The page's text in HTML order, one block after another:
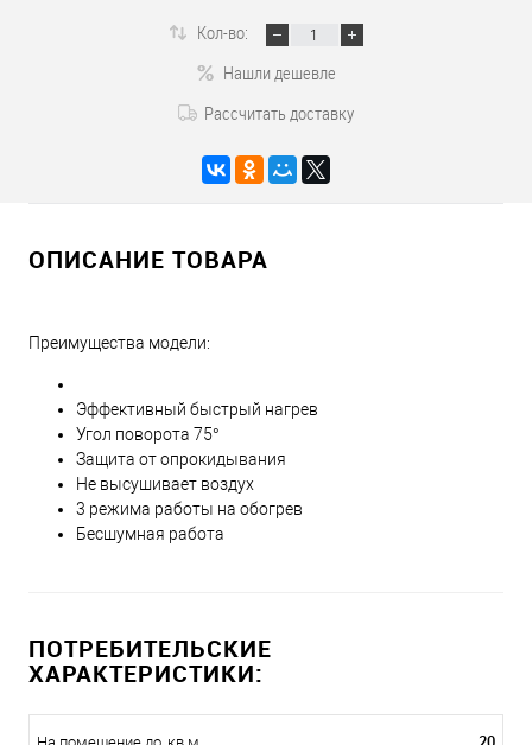
Кол-во:
Нашли дешевле
Рассчитать доставку
ОПИСАНИЕ ТОВАРА
Преимущества модели:
Эффективный быстрый нагрев
Угол поворота 75°
Защита от опрокидывания
Не высушивает воздух
3 режима работы на обогрев
Бесшумная работа
ПОТРЕБИТЕЛЬСКИЕ
ХАРАКТЕРИСТИКИ: